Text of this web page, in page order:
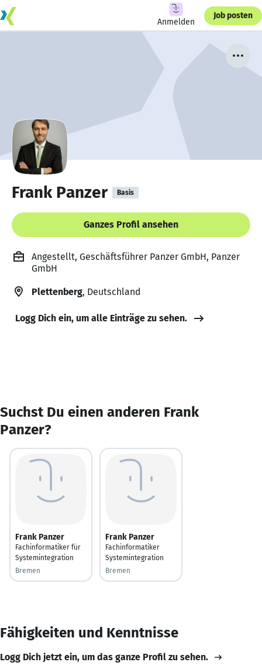
Anmelden
Job posten
Frank Panzer Basis
Ganzes Profil ansehen
Angestellt, Geschäftsführer Panzer GmbH, Panzer
GmbH
Plettenberg, Deutschland
Logg Dich ein, um alle Einträge zu sehen.
Suchst Du einen anderen Frank
Panzer?
Frank Panzer
Fachinformatiker für
Systemintegration
Bremen
Frank Panzer
Fachinformatiker
Systemintegration
Bremen
Fähigkeiten und Kenntnisse
Logg Dich jetzt ein, um das ganze Profil zu sehen.